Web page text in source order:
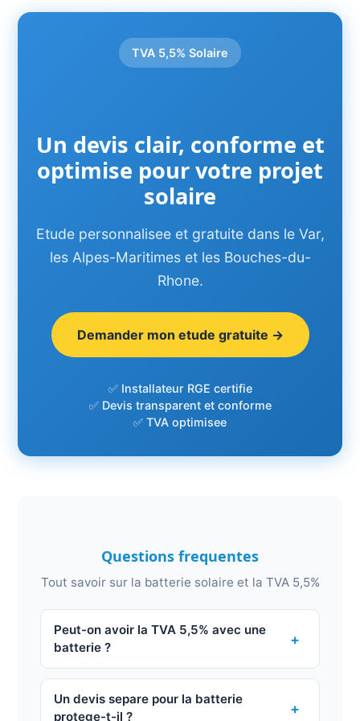
TVA 5,5% Solaire
Un devis clair, conforme et
optimise pour votre projet
solaire
Etude personnalisee et gratuite dans le Var,
les Alpes-Maritimes et les Bouches-du-
Rhone.
Demander mon etude gratuite →
✅ Installateur RGE certifie
✅ Devis transparent et conforme
✅ TVA optimisee
Questions frequentes
Tout savoir sur la batterie solaire et la TVA 5,5%
Peut-on avoir la TVA 5,5% avec une
batterie ?
+
Non. Le stockage par batterie a ete exclu du
dispositif TVA 5,5% PPE2 V2. Si une batterie
figure dans votre devis solaire, l'ensemble de
Un devis separe pour la batterie
protege-t-il ?
+